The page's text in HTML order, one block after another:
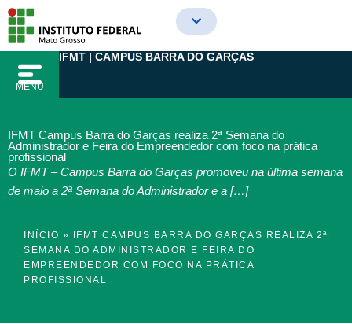
para
conteúdo
MENU
IFMT | CAMPUS BARRA DO GARÇAS
IFMT Campus Barra do Garças realiza 2ª Semana do
Administrador e Feira do Empreendedor com foco na prática
profissional
O IFMT – Campus Barra do Garças promoveu na última semana
de maio a 2ª Semana do Administrador e a […]
INÍCIO »
IFMT CAMPUS BARRA DO GARÇAS REALIZA 2ª
SEMANA DO ADMINISTRADOR E FEIRA DO
EMPREENDEDOR COM FOCO NA PRÁTICA
PROFISSIONAL